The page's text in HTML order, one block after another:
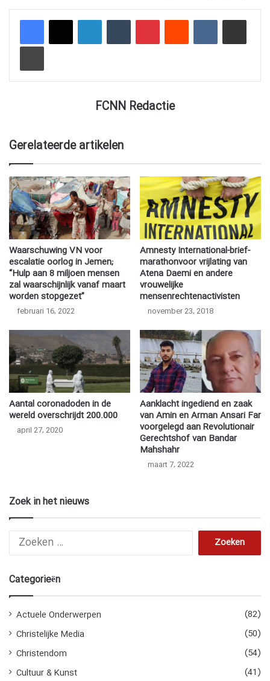
FCNN Redactie
Gerelateerde artikelen
Waarschuwing VN voor
escalatie oorlog in Jemen;
“Hulp aan 8 miljoen mensen
zal waarschijnlijk vanaf maart
worden stopgezet”
februari 16, 2022
Amnesty International-brief-
marathonvoor vrijlating van
Atena Daemi en andere
vrouwelijke
mensenrechtenactivisten
november 23, 2018
Aantal coronadoden in de
wereld overschrijdt 200.000
april 27, 2020
Aanklacht ingediend en zaak
van Amin en Arman Ansari Far
voorgelegd aan Revolutionair
Gerechtshof van Bandar
Mahshahr
maart 7, 2022
Zoek in het nieuws
n
Categorieën
Actuele Onderwerpen
(82)
Christelijke Media
(50)
Christendom
(54)
Cultuur & Kunst
(41)